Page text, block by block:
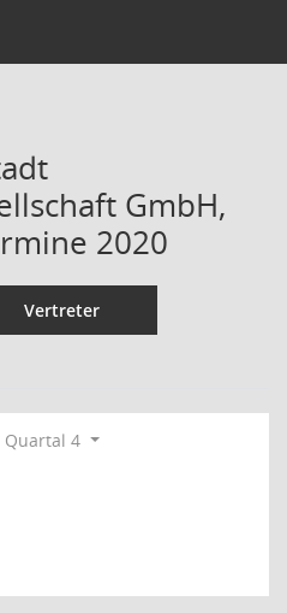
GmbH,
2020
Vertreter
Quartal 4